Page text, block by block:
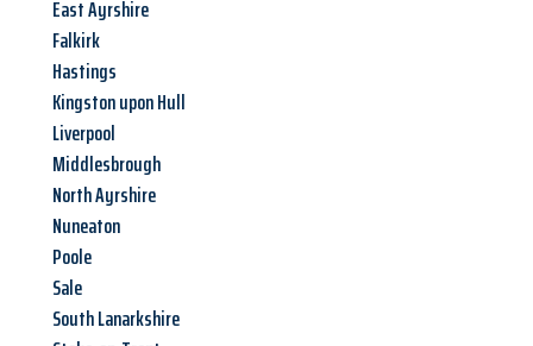
East Ayrshire
Falkirk
Hastings
Kingston upon Hull
Liverpool
Middlesbrough
North Ayrshire
Nuneaton
Poole
Sale
South Lanarkshire